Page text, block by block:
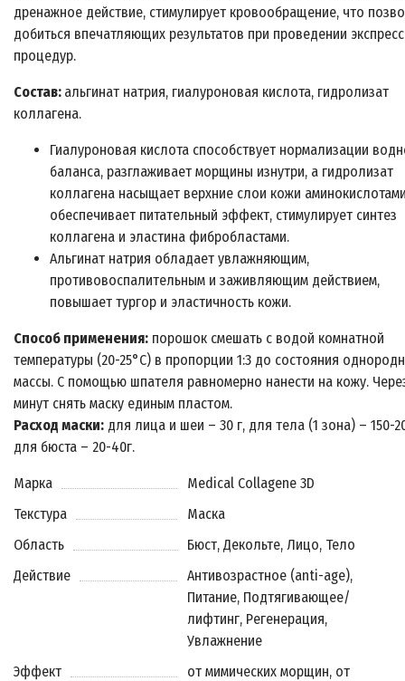
дренажное действие, стимулирует кровообращение, что
добиться впечатляющих результатов при проведении
процедур.
Состав: альгинат натрия, гиалуроновая кислота, гидролизат
коллагена.
Гиалуроновая кислота способствует нормализации
баланса, разглаживает морщины изнутри, а гидролизат
коллагена насыщает верхние слои кожи
обеспечивает питательный эффект, стимулирует синтез
коллагена и эластина фибробластами.
Альгинат натрия обладает увлажняющим,
противовоспалительным и заживляющим действием,
повышает тургор и эластичность кожи.
Способ применения: порошок смешать с водой комнатной
температуры (20-25°С) в пропорции 1:3 до состояния
массы. С помощью шпателя равномерно нанести на кожу.
минут снять маску единым пластом.
Расход маски: для лица и шеи – 30 г, для тела (1 зона) – 150-
для бюста – 20-40г.
Марка
Medical Collagene 3D
Текстура
Маска
Область
Бюст, Декольте, Лицо, Тело
Действие
Антивозрастное (anti-age),
Питание, Подтягивающее/
лифтинг, Регенерация,
Увлажнение
Эффект
от мимических морщин, от